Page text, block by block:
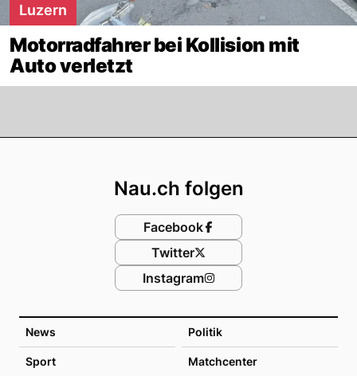
Luzern
Motorradfahrer bei Kollision mit
Auto verletzt
News Politik
Sport Matchcenter
Nau.ch folgen
Facebook
Twitter
Instagram